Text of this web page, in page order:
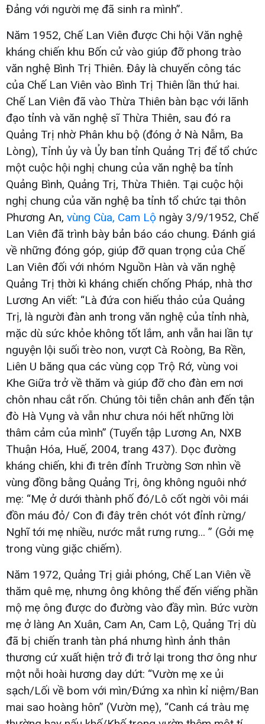
Đảng với người mẹ đã sinh ra mình”.
Năm 1952, Chế Lan Viên được Chi hội Văn nghệ
kháng chiến khu Bốn cử vào giúp đỡ phong trào
văn nghệ Bình Trị Thiên. Đây là chuyến công tác
của Chế Lan Viên vào Bình Trị Thiên lần thứ hai.
Chế Lan Viên đã vào Thừa Thiên bàn bạc với lãnh
đạo tỉnh và văn nghệ sĩ Thừa Thiên, sau đó ra
Quảng Trị nhờ Phân khu bộ (đóng ở Nà Nẫm, Ba
Lòng), Tỉnh ủy và Ủy ban tỉnh Quảng Trị để tổ chức
một cuộc hội nghị chung của văn nghệ ba tỉnh
Quảng Bình, Quảng Trị, Thừa Thiên. Tại cuộc hội
nghị chung của văn nghệ ba tỉnh tổ chức tại thôn
Phương An, vùng Cùa, Cam Lộ ngày 3/9/1952, Chế
Lan Viên đã trình bày bản báo cáo chung. Đánh giá
về những đóng góp, giúp đỡ quan trọng của Chế
Lan Viên đối với nhóm Nguồn Hàn và văn nghệ
Quảng Trị thời kì kháng chiến chống Pháp, nhà thơ
Lương An viết: “Là đứa con hiếu thảo của Quảng
Trị, là người đàn anh trong văn nghệ của tỉnh nhà,
mặc dù sức khỏe không tốt lắm, anh vẫn hai lần tự
nguyện lội suối trèo non, vượt Cà Roòng, Ba Rền,
Liên U băng qua các vùng cọp Trộ Rớ, vùng voi
Khe Giữa trở về thăm và giúp đỡ cho đàn em nơi
chôn nhau cắt rốn. Chúng tôi tiễn chân anh đến tận
đò Hà Vụng và vẫn như chưa nói hết những lời
thâm cảm của mình” (Tuyển tập Lương An, NXB
Thuận Hóa, Huế, 2004, trang 437). Dọc đường
kháng chiến, khi đi trên đỉnh Trường Sơn nhìn về
vùng đồng bằng Quảng Trị, ông không nguôi nhớ
mẹ: “Mẹ ở dưới thành phố đó/Lô cốt ngời vôi mái
đồn máu đỏ/ Con đi đây trên chót vót đỉnh rừng/
Nghĩ tới mẹ nhiều, nước mắt rưng rưng... ” (Gởi mẹ
trong vùng giặc chiếm).
Năm 1972, Quảng Trị giải phóng, Chế Lan Viên về
thăm quê mẹ, nhưng ông không thể đến viếng phần
mộ mẹ ông được do đường vào đầy mìn. Bức vườn
mẹ ở làng An Xuân, Cam An, Cam Lộ, Quảng Trị dù
đã bị chiến tranh tàn phá nhưng hình ảnh thân
thương cứ xuất hiện trở đi trở lại trong thơ ông như
một nỗi hoài hương day dứt: “Vườn mẹ xe ủi
sạch/Lối về bom với mìn/Đứng xa nhìn kỉ niệm/Ban
mai sao hoàng hôn” (Vườn mẹ), “Canh cá tràu mẹ